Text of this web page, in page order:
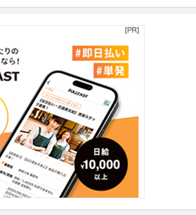
（大森・蒲田・川崎／王子・ときわ
織開発 【業種】コンサルティング＞コンサルテ
…続きを見る
ック／東京都／清瀬市／正社員
家族手当あり
ビリテーション業務 【主な業務内容】 運動器リ
続きを見る